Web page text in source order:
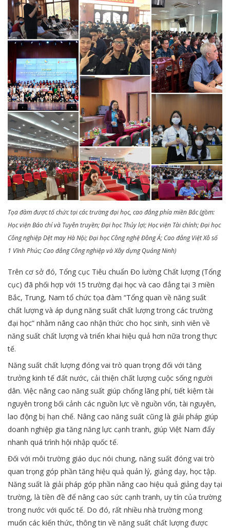
Tọa đàm được tổ chức tại các trường đại học, cao đẳng phía miền Bắc (gồm:
Học viện Báo chí và Tuyên truyền; Đại học Thủy lợi; Học viện Tài chính; Đại học
Công nghiệp Dệt may Hà Nội; Đại học Công nghệ Đông Á; Cao đẳng Việt Xô số
1 Vĩnh Phúc; Cao đẳng Công nghiệp và Xây dựng Quảng Ninh)
Trên cơ sở đó, Tổng cục Tiêu chuẩn Đo lường Chất lượng (Tổng
cục) đã phối hợp với 15 trường đại học và cao đẳng tại 3 miền
Bắc, Trung, Nam tổ chức tọa đàm “Tổng quan về năng suất
chất lượng và áp dụng năng suất chất lượng trong các trường
đại học” nhằm nâng cao nhận thức cho học sinh, sinh viên về
năng suất chất lượng và triển khai hiệu quả hơn nữa trong thực
tế.
Năng suất chất lượng đóng vai trò quan trọng đối với tăng
trưởng kinh tế đất nước, cải thiện chất lượng cuộc sống người
dân. Việc nâng cao năng suất giúp chống lãng phí, tiết kiệm tài
nguyên trong bối cảnh các nguồn lực về nguồn vốn, tài nguyên,
lao động bị hạn chế. Nâng cao năng suất cũng là giải pháp giúp
doanh nghiệp gia tăng năng lực cạnh tranh, giúp Việt Nam đẩy
nhanh quá trình hội nhập quốc tế.
Đối với môi trường giáo dục nói chung, năng suất đóng vai trò
quan trọng góp phần tăng hiệu quả quản lý, giảng dạy, học tập.
Năng suất là giải pháp góp phần nâng cao hiệu quả giảng dạy tại
trường, là tiền đề để nâng cao sức cạnh tranh, uy tín của trường
trong nước với quốc tế. Do đó, rất nhiều nhà trường mong
muốn các kiến thức, thông tin về năng suất chất lượng được